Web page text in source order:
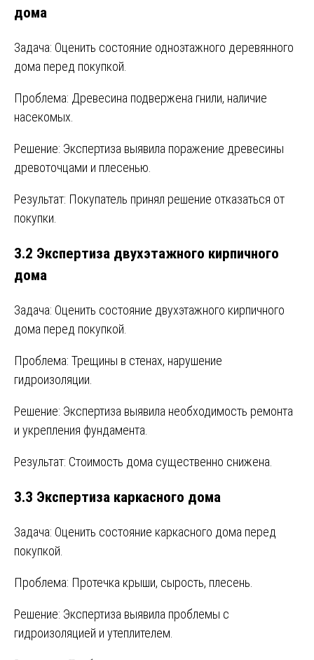
дома
Задача: Оценить состояние одноэтажного деревянного
дома перед покупкой.
Проблема: Древесина подвержена гнили, наличие
насекомых.
Решение: Экспертиза выявила поражение древесины
древоточцами и плесенью.
Результат: Покупатель принял решение отказаться от
покупки.
3.2 Экспертиза двухэтажного кирпичного
дома
Задача: Оценить состояние двухэтажного кирпичного
дома перед покупкой.
Проблема: Трещины в стенах, нарушение
гидроизоляции.
Решение: Экспертиза выявила необходимость ремонта
и укрепления фундамента.
Результат: Стоимость дома существенно снижена.
3.3 Экспертиза каркасного дома
Задача: Оценить состояние каркасного дома перед
покупкой.
Проблема: Протечка крыши, сырость, плесень.
Решение: Экспертиза выявила проблемы с
гидроизоляцией и утеплителем.